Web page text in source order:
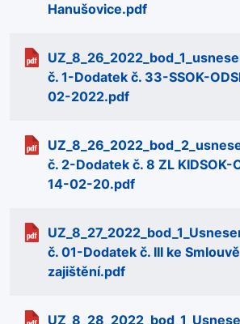
Hanušovice.pdf
č. 1-Dodatek č. 33-SSOK-
02-2022.pdf
č. 2-Dodatek č. 8 ZL KIDSOK-
14-02-20.pdf
č. 01-Dodatek č. III ke
zajištění.pdf